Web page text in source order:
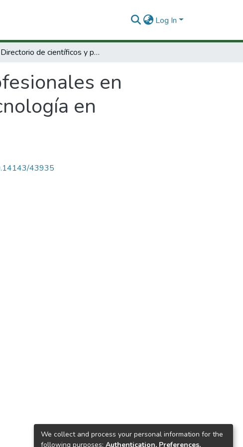
Log In
Directorio de científicos y profesionales en Colombia : quién es quién en ciencia y tecnología en Colombia.
en
en
43935
We collect and process your personal information for the
following purposes: Authentication, Preferences,